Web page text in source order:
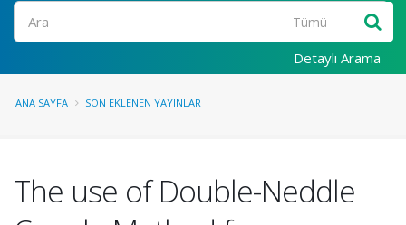
Ara
Detaylı Arama
ANA SAYFA SON EKLENEN YAYINLAR
The use of Double-Neddle